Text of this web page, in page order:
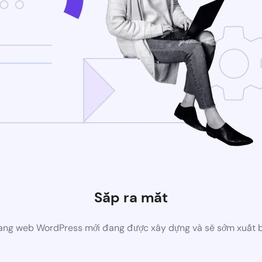
Sắp ra mắt
web WordPress mới đang được xây dựng và sẽ sớm xuất